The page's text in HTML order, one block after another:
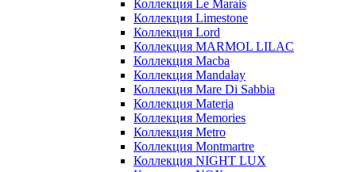
Коллекция Le Marais
Коллекция Limestone
Коллекция Lord
Коллекция MARMOL LILAC
Коллекция Macba
Коллекция Mandalay
Коллекция Mare Di Sabbia
Коллекция Materia
Коллекция Memories
Коллекция Metro
Коллекция Montmartre
Коллекция NIGHT LUX